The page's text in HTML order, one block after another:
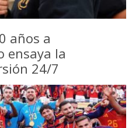
años a
ensaya la
24/7